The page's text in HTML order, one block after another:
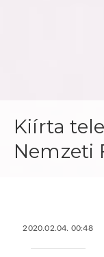
Kiírta
Nemzeti
2020.02.04. 00:48